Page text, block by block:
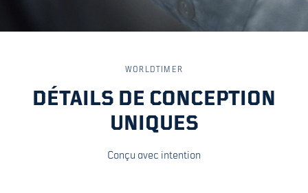
WORLDTIMER
DÉTAILS DE CONCEPTION
UNIQUES
Conçu avec intention